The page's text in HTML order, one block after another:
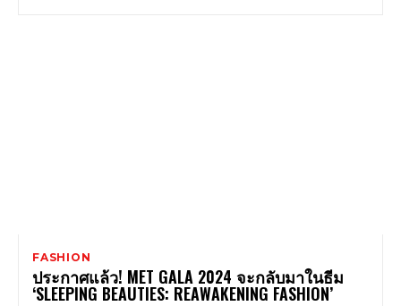
FASHION
ประกาศแล้ว! MET GALA 2024 จะกลับมาในธีม
‘SLEEPING BEAUTIES: REAWAKENING FASHION’